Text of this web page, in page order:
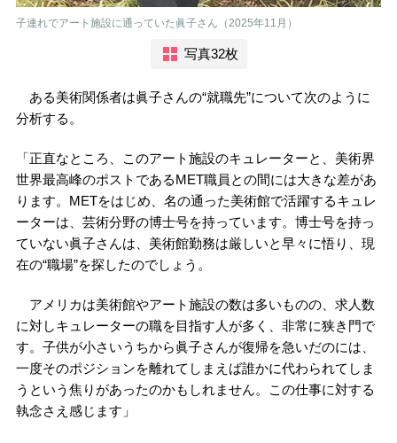
子連れでアート施設に通っていた眞子さん（2025年11月）
写真32枚
ある美術関係者は眞子さんの“就職先”について次のように
分析する。
「正直なところ、このアート施設のキュレーターと、美術界
世界最高峰のポストであるMET職員との間には大きな差があ
ります。METをはじめ、名の通った美術館で活躍するキュレ
ーターは、芸術分野の博士号を持っています。博士号を持っ
ていない眞子さんは、美術館勤務は厳しいと早々に悟り、現
在の“職場”を探したのでしょう。
アメリカは美術館やアート施設の数は多いものの、求人数
に対しキュレーターの職を目指す人が多く、非常に狭き門で
す。子供が小さいうちから眞子さんが復帰を急いだのには、
一度そのポジションを離れてしまえば誰かに代わられてしま
うという焦りがあったのかもしれません。この仕事に対する
執念さえ感じます」